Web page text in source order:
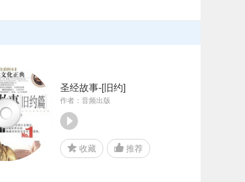
圣经故事-[旧约]
作者：音频出版
收藏 推荐